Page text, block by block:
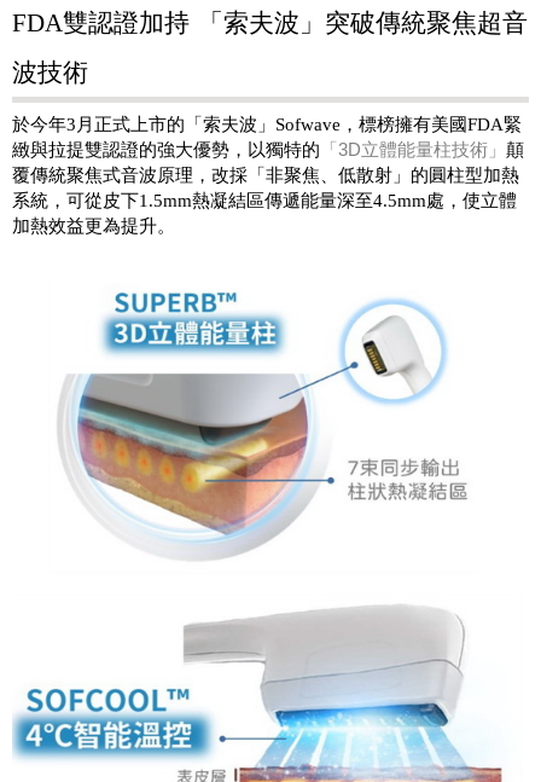
FDA雙認證加持
「索夫波」突破傳統聚焦超音
波技術
於今年3 月正式上市的「索夫波」 Sofwave ，標榜擁有美國FDA緊
緻與拉提雙認證的強大優勢，以獨特的 「 3D立體能量柱技術」 顛
覆傳統聚焦式音波原理，改採「非聚焦、低散射」的圓柱型加熱
系統，可從皮下1.5mm熱凝結區傳遞能量深至4.5mm處，使立體
加熱效益更為提升。